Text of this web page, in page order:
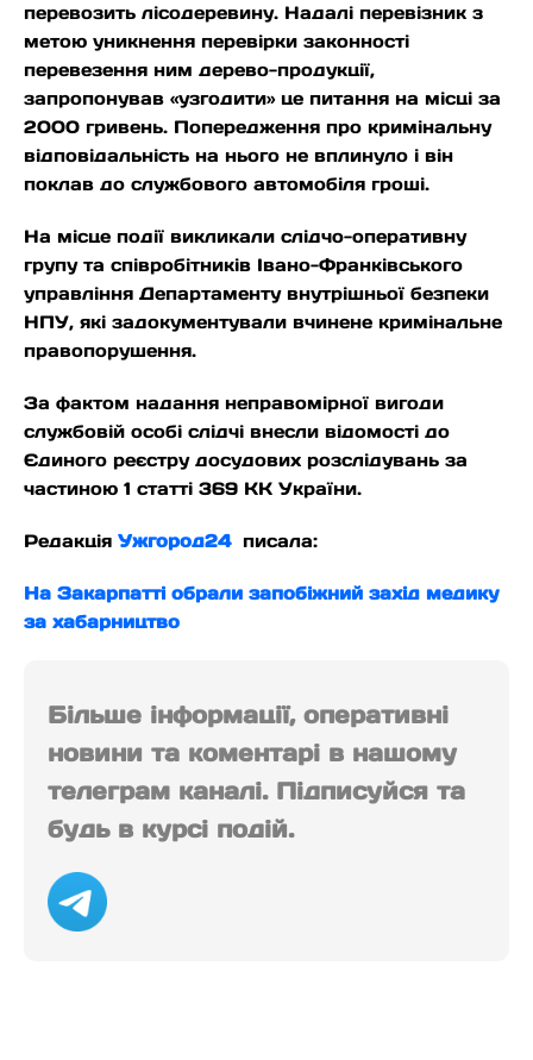
перевозить лісодеревину. Надалі перевізник з
метою уникнення перевірки законності
перевезення ним дерево-продукції,
запропонував «узгодити» це питання на місці за
2000 гривень. Попередження про кримінальну
відповідальність на нього не вплинуло і він
поклав до службового автомобіля гроші.
На місце події викликали слідчо-оперативну
групу та співробітників Івано-Франківського
управління Департаменту внутрішньої безпеки
НПУ, які задокументували вчинене кримінальне
правопорушення.
За фактом надання неправомірної вигоди
службовій особі слідчі внесли відомості до
Єдиного реєстру досудових розслідувань за
частиною 1 статті 369 КК України.
Редакція Ужгород24 писала:
На Закарпатті обрали запобіжний захід медику
за хабарництво
Більше інформації, оперативні
новини та коментарі в нашому
телеграм каналі. Підписуйся та
будь в курсі подій.